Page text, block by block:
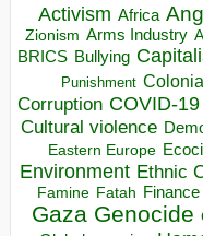
Activism Africa
Zionism Arms Industry
BRICS Bullying
Punishment
Corruption COVID-19
Cultural violence
Eastern Europe
Environment Ethnic
Famine Fatah Finance
Gaza Genocide